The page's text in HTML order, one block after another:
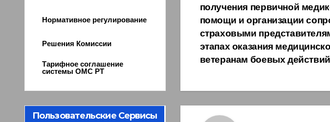
Нормативное регулирование
Решения Комиссии
Тарифное соглашение
системы ОМС РТ
Пользовательские Сервисы
получения первичной
помощи и организации
страховыми
этапах оказания
ветеранам боевых